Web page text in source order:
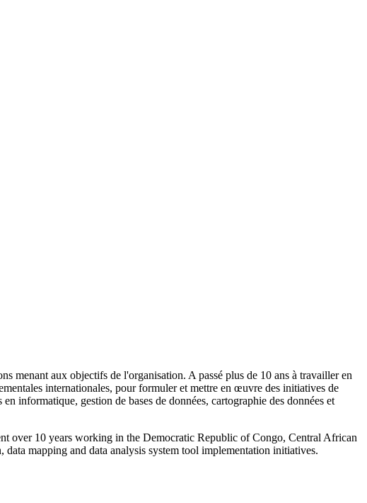
menant aux objectifs de l'organisation. A passé plus de 10 ans à travailler en
internationales, pour formuler et mettre en œuvre des initiatives de
informatique, gestion de bases de données, cartographie des données et
over 10 years working in the Democratic Republic of Congo, Central African
mapping and data analysis system tool implementation initiatives.